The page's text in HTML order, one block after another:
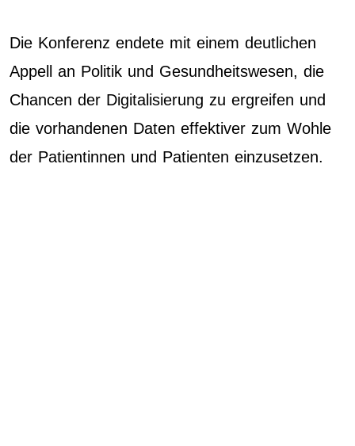
Die Konferenz endete mit einem deutlichen
Appell an Politik und Gesundheitswesen, die
Chancen der Digitalisierung zu ergreifen und
die vorhandenen Daten effektiver zum Wohle
der Patientinnen und Patienten einzusetzen.